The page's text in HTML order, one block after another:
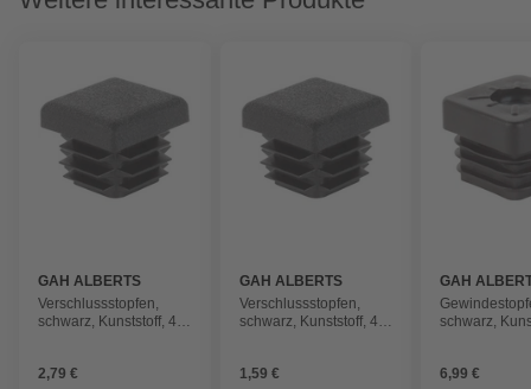
GAH ALBERTS
Verschlussstopfen,
schwarz, Kunststoff, 4
2,79 €
GAH ALBERTS
Verschlussstopfen,
schwarz, Kunststoff, 4
1,59 €
GAH
schwarz,
6,99 €